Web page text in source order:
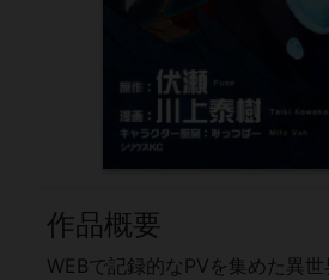
作品概要
WEBで記録的なPVを集めた異